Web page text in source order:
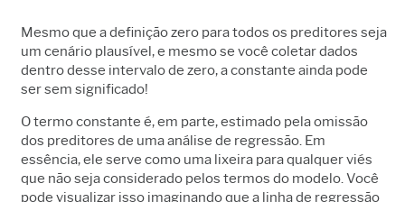
Mesmo que a definição zero para todos os preditores seja
um cenário plausível, e mesmo se você coletar dados
dentro desse intervalo de zero, a constante ainda pode
ser sem significado!
O termo constante é, em parte, estimado pela omissão
dos preditores de uma análise de regressão. Em
essência, ele serve como uma lixeira para qualquer viés
que não seja considerado pelos termos do modelo. Você
pode visualizar isso imaginando que a linha de regressão